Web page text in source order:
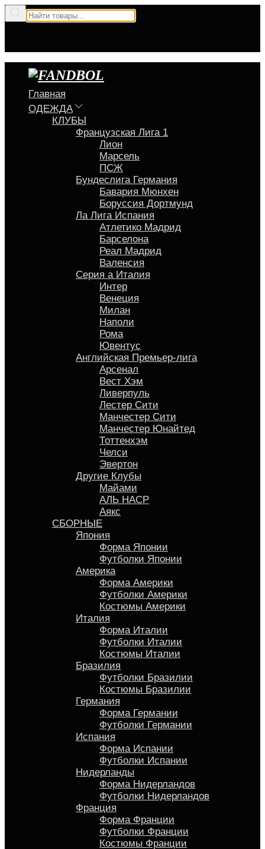
Главная
ОДЕЖДА
КЛУБЫ
Французская Лига 1
Лион
Марсель
ПСЖ
Бундеслига Германия
Бавария Мюнхен
Боруссия Дортмунд
Ла Лига Испания
Атлетико Мадрид
Барселона
Реал Мадрид
Валенсия
Серия a Италия
Интер
Венеция
Милан
Наполи
Рома
Ювентус
Английская Премьер-лига
Арсенал
Вест Хэм
Ливерпуль
Лестер Сити
Манчестер Сити
Манчестер Юнайтед
Тоттенхэм
Челси
Эвертон
Другие Клубы
Майами
АЛЬ НАСР
Аякс
СБОРНЫЕ
Япония
Форма Японии
Футболки Японии
Америка
Форма Америки
Футболки Америки
Костюмы Америки
Италия
Форма Италии
Футболки Италии
Костюмы Италии
Бразилия
Футболки Бразилии
Костюмы Бразилии
Германия
Форма Германии
Футболки Германии
Испания
Форма Испании
Футболки Испании
Нидерланды
Форма Нидерландов
Футболки Нидерландов
Франция
Форма Франции
Футболки Франции
Костюмы Франции